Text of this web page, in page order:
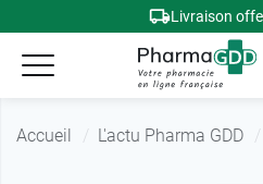
Livraison
Accueil L'actu Pharma GDD